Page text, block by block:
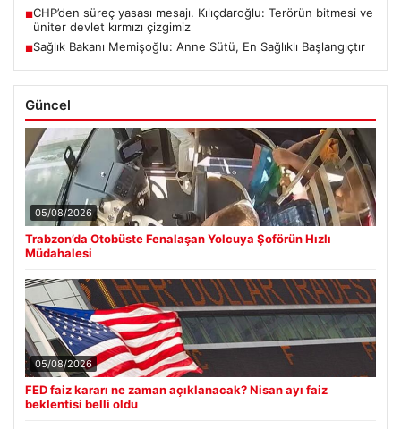
■CHP’den süreç yasası mesajı. Kılıçdaroğlu: Terörün bitmesi ve
üniter devlet kırmızı çizgimiz
■Sağlık Bakanı Memişoğlu: Anne Sütü, En Sağlıklı Başlangıçtır
Güncel
05/08/2026
Trabzon’da Otobüste Fenalaşan Yolcuya Şoförün Hızlı
Müdahalesi
05/08/2026
FED faiz kararı ne zaman açıklanacak? Nisan ayı faiz
beklentisi belli oldu